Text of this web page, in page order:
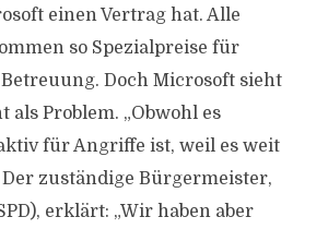
einen Vertrag hat. Alle
so Spezialpreise für
Doch Microsoft sieht
als Problem. „Obwohl es
für Angriffe ist, weil es weit
zuständige Bürgermeister,
erklärt: „Wir haben aber